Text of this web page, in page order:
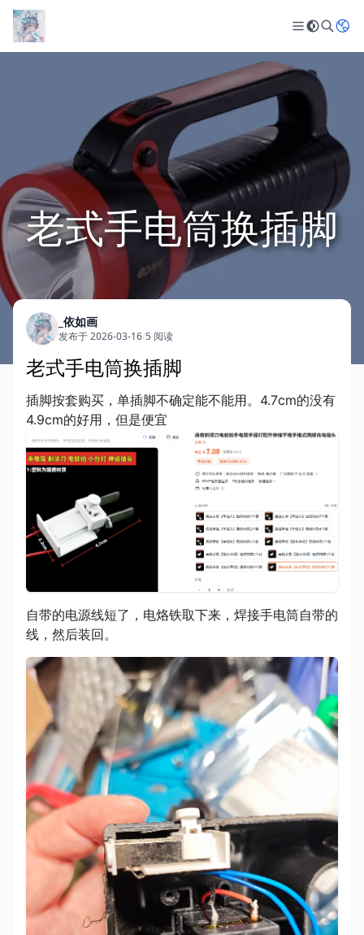
老式手电筒换插脚
_依如画
发布于 2026-03-16/5 阅读
老式手电筒换插脚
插脚按套购买，单插脚不确定能不能用。4.7cm的没有
4.9cm的好用，但是便宜
自带的电源线短了，电烙铁取下来，焊接手电筒自带的
线，然后装回。